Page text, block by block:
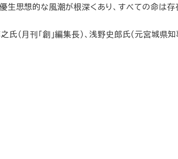
生思想的な風潮が根深くあり、すべての命は
月刊「創」編集長）、浅野史郎氏（元宮城県